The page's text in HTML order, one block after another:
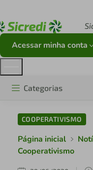
Acessar minha conta
Categorias
COOPERATIVISMO
Página inicial
Cooperativismo